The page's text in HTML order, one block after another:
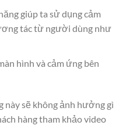
giúp ta sử dụng cảm
tác từ người dùng như
hình và cảm ứng bên
sẽ không ảnh hưởng gì
hàng tham khảo video